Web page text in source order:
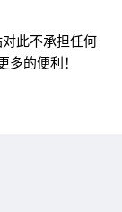
此不承担任何
的便利！